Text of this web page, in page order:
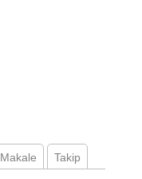
Makale Takip